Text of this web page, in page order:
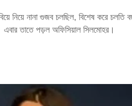
নিয়ে নানা গুজব চলছিল, বিশেষ করে চলতি
তাতে পড়ল অফিসিয়াল সিলমোহর।